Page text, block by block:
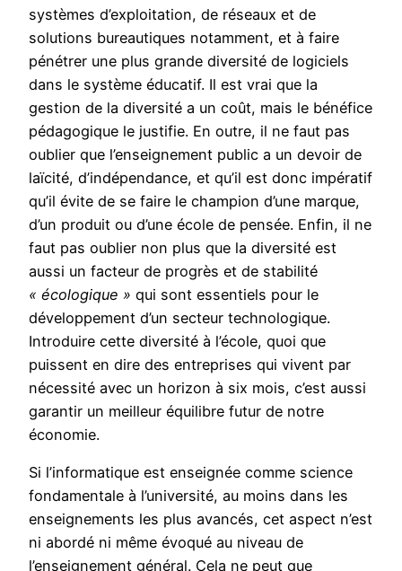
systèmes d’exploitation, de réseaux et de
solutions bureautiques notamment, et à faire
pénétrer une plus grande diversité de logiciels
dans le système éducatif. Il est vrai que la
gestion de la diversité a un coût, mais le bénéfice
pédagogique le justifie. En outre, il ne faut pas
oublier que l’enseignement public a un devoir de
laïcité, d’indépendance, et qu’il est donc impératif
qu’il évite de se faire le champion d’une marque,
d’un produit ou d’une école de pensée. Enfin, il ne
faut pas oublier non plus que la diversité est
aussi un facteur de progrès et de stabilité
« écologique » qui sont essentiels pour le
développement d’un secteur technologique.
Introduire cette diversité à l’école, quoi que
puissent en dire des entreprises qui vivent par
nécessité avec un horizon à six mois, c’est aussi
garantir un meilleur équilibre futur de notre
économie.
Si l’informatique est enseignée comme science
fondamentale à l’université, au moins dans les
enseignements les plus avancés, cet aspect n’est
ni abordé ni même évoqué au niveau de
l’enseignement général. Cela ne peut que